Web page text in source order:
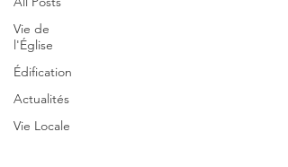
Vie de
l'Église
Édification
Actualités
Vie Locale